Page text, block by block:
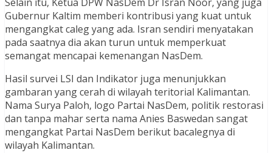
Gubernur Kaltim memberi kontribusi yang kuat untuk
mengangkat caleg yang ada. Isran sendiri menyatakan
pada saatnya dia akan turun untuk memperkuat
semangat mencapai kemenangan NasDem.
Hasil survei LSI dan Indikator juga menunjukkan
gambaran yang cerah di wilayah teritorial Kalimantan.
Nama Surya Paloh, logo Partai NasDem, politik restorasi
dan tanpa mahar serta nama Anies Baswedan sangat
mengangkat Partai NasDem berikut bacalegnya di
wilayah Kalimantan.